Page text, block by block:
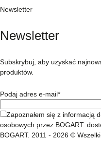
Newsletter
Newsletter
Subskrybuj, aby uzyskać
produktów.
Podaj adres e-mail*
Zapoznałem się z informacją
osobowych przez BOGART.
BOGART. 2011 - 2026 ©